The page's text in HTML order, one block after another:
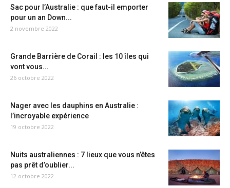
Sac pour l’Australie : que faut-il emporter
pour un an Down...
2 novembre 2022
Grande Barrière de Corail : les 10 îles qui
vont vous...
26 octobre 2022
Nager avec les dauphins en Australie :
l’incroyable expérience
19 octobre 2022
Nuits australiennes : 7 lieux que vous n’êtes
pas prêt d’oublier...
12 octobre 2022